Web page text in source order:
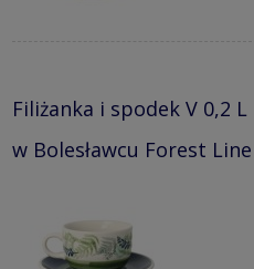
Filiżanka i spodek V 0,2
w Bolesławcu Forest Line